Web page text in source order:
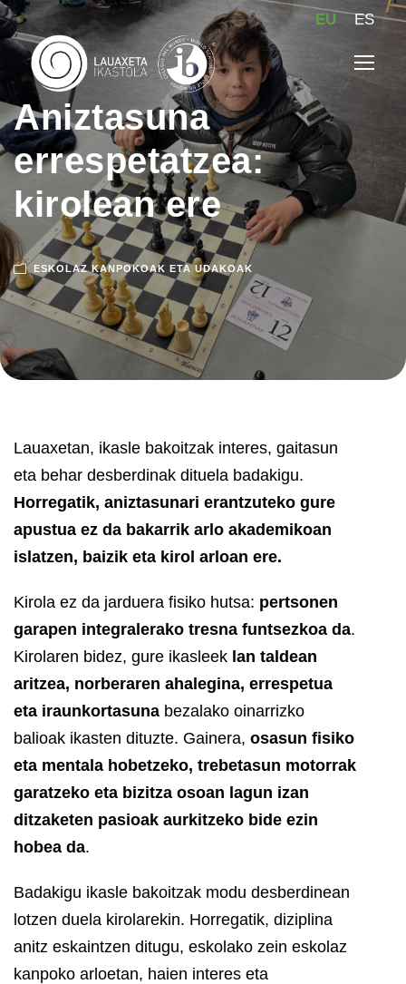
EU ES
Aniztasuna
errespetatzea:
kirolean ere
ESKOLAZ KANPOKOAK ETA UDAKOAK
Lauaxetan, ikasle bakoitzak interes, gaitasun
eta behar desberdinak dituela badakigu.
Horregatik, aniztasunari erantzuteko gure
apustua ez da bakarrik arlo akademikoan
islatzen, baizik eta kirol arloan ere.
Kirola ez da jarduera fisiko hutsa: pertsonen
garapen integralerako tresna funtsezkoa da.
Kirolaren bidez, gure ikasleek lan taldean
aritzea, norberaren ahalegina, errespetua
eta iraunkortasuna bezalako oinarrizko
balioak ikasten dituzte. Gainera, osasun fisiko
eta mentala hobetzeko, trebetasun motorrak
garatzeko eta bizitza osoan lagun izan
ditzaketen pasioak aurkitzeko bide ezin
hobea da.
Badakigu ikasle bakoitzak modu desberdinean
lotzen duela kirolarekin. Horregatik, diziplina
anitz eskaintzen ditugu, eskolako zein eskolaz
kanpoko arloetan, haien interes eta